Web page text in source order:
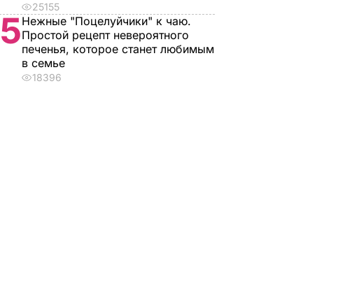
25155
5Нежные "Поцелуйчики" к чаю.
Простой рецепт невероятного
печенья, которое станет любимым
в семье
18396